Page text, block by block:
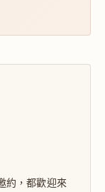
約，都歡迎來